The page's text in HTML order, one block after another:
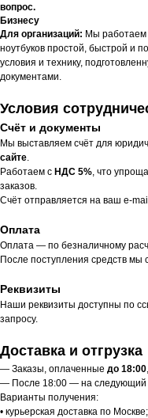
вопрос.
Бизнесу
Для организаций: Мы работаем
ноутбуков простой, быстрой и
условия и технику,
документами.
Условия
Счёт и документы
Мы выставляем счёт для
сайте.
Работаем с НДС 5%, что
заказов.
Счёт отправляется на ваш e-
Оплата
Оплата — по безналичному
После поступления средств мы
Реквизиты
Наши реквизиты доступны по
запросу.
Доставка и отгрузка
— Заказы, оплаченные до 18:00
— После 18:00 — на следующий
Варианты получения:
• курьерская доставка по Москве;